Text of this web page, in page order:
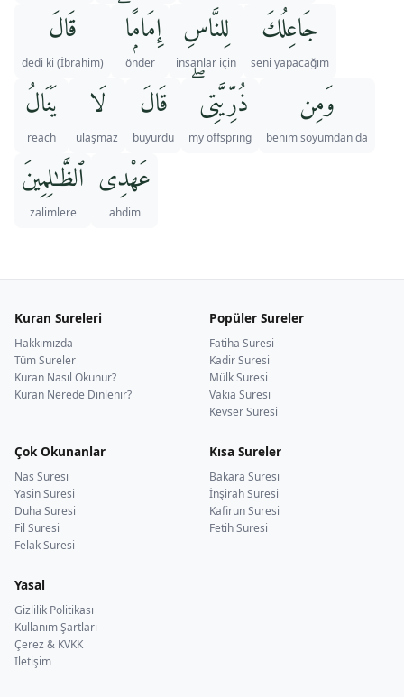
جَاعِلُكَ
seni yapacağım
لِلنَّاسِ
insanlar için
إِمَامًۭا ۖ
önder
قَالَ
(İbrahim) dedi ki
وَمِن
benim soyumdan da
ذُرِّيَّتِى ۖ
my offspring
قَالَ
buyurdu
لَا
ulaşmaz
يَنَالُ
reach
عَهْدِى
ahdim
ٱلظَّـٰلِمِينَ
zalimlere
Kuran Sureleri
Hakkımızda
Tüm Sureler
Kuran Nasıl Okunur?
Kuran Nerede Dinlenir?
Popüler Sureler
Fatiha Suresi
Kadir Suresi
Mülk Suresi
Vakıa Suresi
Kevser Suresi
Çok Okunanlar
Nas Suresi
Yasin Suresi
Duha Suresi
Fil Suresi
Felak Suresi
Kısa Sureler
Bakara Suresi
İnşirah Suresi
Kafirun Suresi
Fetih Suresi
Yasal
Gizlilik Politikası
Kullanım Şartları
Çerez & KVKK
İletişim